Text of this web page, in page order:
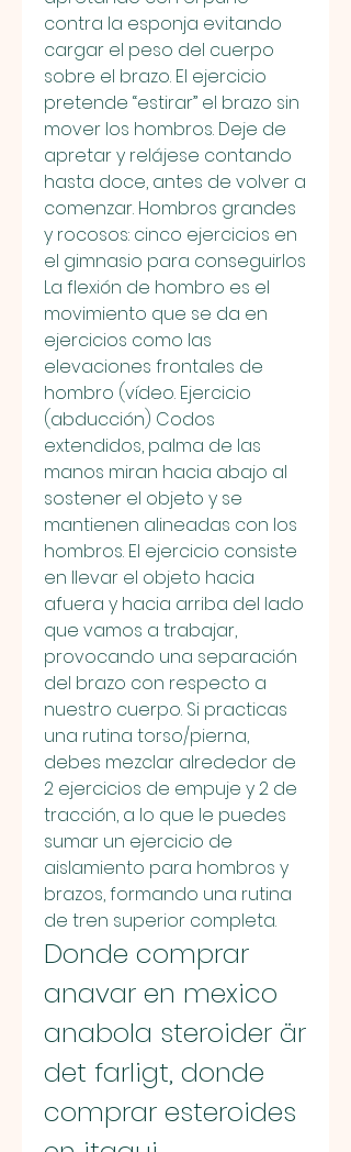
contra la esponja evitando
cargar el peso del cuerpo
sobre el brazo. El ejercicio
pretende “estirar” el brazo sin
mover los hombros. Deje de
apretar y relájese contando
hasta doce, antes de volver a
comenzar. Hombros grandes
y rocosos: cinco ejercicios en
el gimnasio para conseguirlos
La flexión de hombro es el
movimiento que se da en
ejercicios como las
elevaciones frontales de
hombro (vídeo. Ejercicio
(abducción) Codos
extendidos, palma de las
manos miran hacia abajo al
sostener el objeto y se
mantienen alineadas con los
hombros. El ejercicio consiste
en llevar el objeto hacia
afuera y hacia arriba del lado
que vamos a trabajar,
provocando una separación
del brazo con respecto a
nuestro cuerpo. Si practicas
una rutina torso/pierna,
debes mezclar alrededor de
2 ejercicios de empuje y 2 de
tracción, a lo que le puedes
sumar un ejercicio de
aislamiento para hombros y
brazos, formando una rutina
de tren superior completa.
Donde comprar
anavar en mexico
anabola steroider är
det farligt, donde
comprar esteroides